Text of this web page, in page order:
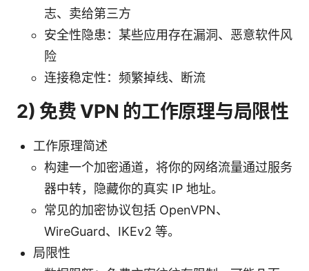
志、卖给第三方
安全性隐患：某些应用存在漏洞、恶意软件风
险
连接稳定性：频繁掉线、断流
2) 免费 VPN 的工作原理与局限性
工作原理简述
构建一个加密通道，将你的网络流量通过服务
器中转，隐藏你的真实 IP 地址。
常见的加密协议包括 OpenVPN、
WireGuard、IKEv2 等。
局限性